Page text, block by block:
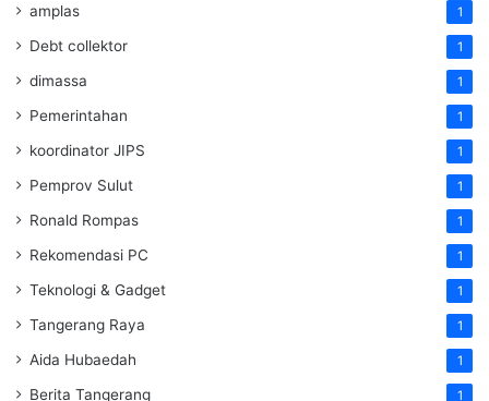
amplas 1
Debt collektor 1
dimassa 1
Pemerintahan 1
koordinator JIPS 1
Pemprov Sulut 1
Ronald Rompas 1
Rekomendasi PC 1
Teknologi & Gadget 1
Tangerang Raya 1
Aida Hubaedah 1
Berita Tangerang 1